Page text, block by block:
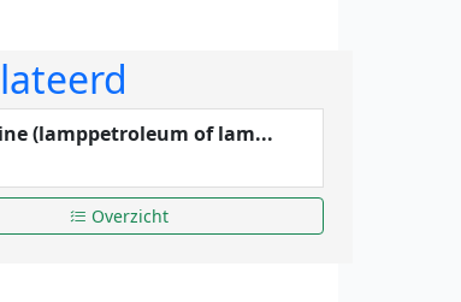
(lamppetroleum of lam...
Overzicht